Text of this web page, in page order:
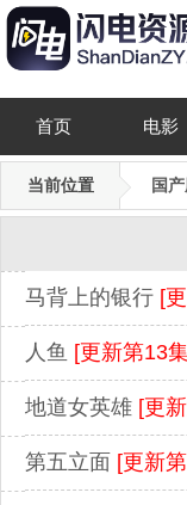
首页 电影
当前位置 国产
马背上的银行 [
人鱼 [更新第13
地道女英雄 [更
第五立面 [更新